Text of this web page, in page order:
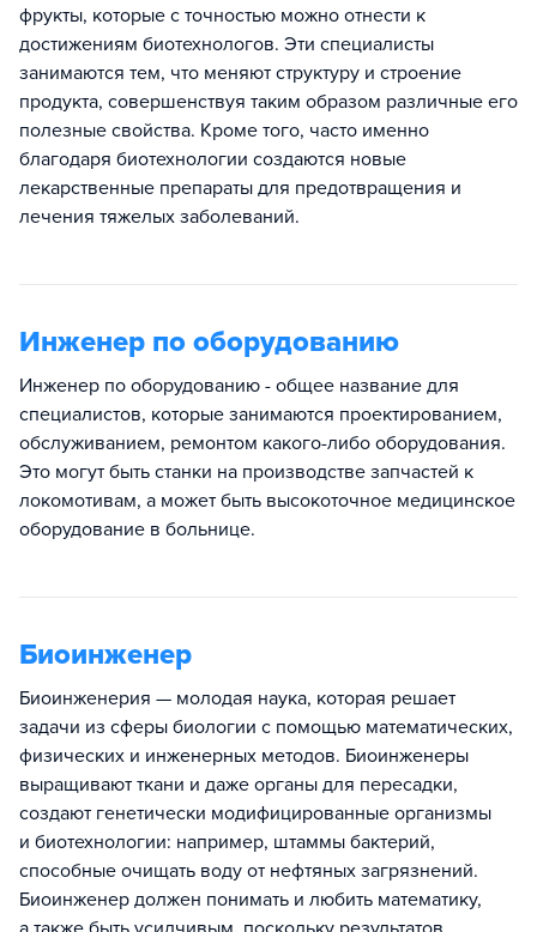
фрукты, которые с точностью можно отнести к
достижениям биотехнологов. Эти специалисты
занимаются тем, что меняют структуру и строение
продукта, совершенствуя таким образом различные его
полезные свойства. Кроме того, часто именно
благодаря биотехнологии создаются новые
лекарственные препараты для предотвращения и
лечения тяжелых заболеваний.
Инженер по оборудованию
Инженер по оборудованию - общее название для
специалистов, которые занимаются проектированием,
обслуживанием, ремонтом какого-либо оборудования.
Это могут быть станки на производстве запчастей к
локомотивам, а может быть высокоточное медицинское
оборудование в больнице.
Биоинженер
Биоинженерия — молодая наука, которая решает
задачи из сферы биологии с помощью математических,
физических и инженерных методов. Биоинженеры
выращивают ткани и даже органы для пересадки,
создают генетически модифицированные организмы
и биотехнологии: например, штаммы бактерий,
способные очищать воду от нефтяных загрязнений.
Биоинженер должен понимать и любить математику,